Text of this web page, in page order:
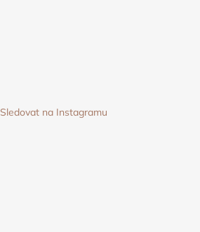
Sledovat na Instagramu